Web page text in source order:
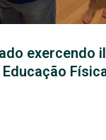
exercendo